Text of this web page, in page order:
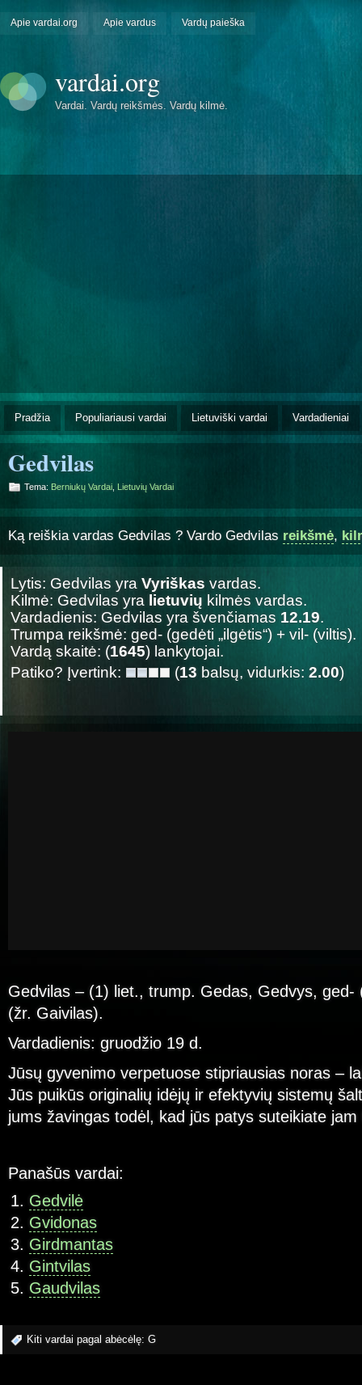
Apie vardai.org Apie vardus Vardų paieška
vardai.org
Vardai. Vardų reikšmės. Vardų kilmė.
Pradžia Populiariausi vardai Lietuviški vardai Vardadieniai
Gedvilas
Tema: Berniukų Vardai Lietuvių Vardai
Ką reiškia vardas Gedvilas ? Vardo Gedvilas reikšmė,
Lytis: Gedvilas yra Vyriškas vardas.
Kilmė: Gedvilas yra lietuvių kilmės vardas.
Vardadienis: Gedvilas yra švenčiamas 12.19.
Trumpa reikšmė: ged- (gedėti „ilgėtis“) + vil- (viltis).
Vardą skaitė: (1645) lankytojai.
Patiko? Įvertink:
(13 balsų, vidurkis: 2.00)
Gedvilas – (1) liet., trump. Gedas, Gedvys, ged-
(žr. Gaivilas).
Vardadienis: gruodžio 19 d.
Jūsų gyvenimo verpetuose stipriausias noras –
Jūs puikūs originalių idėjų ir efektyvių sistemų
jums žavingas todėl, kad jūs patys suteikiate
Panašūs vardai:
Gedvilė
Gvidonas
Girdmantas
Gintvilas
Gaudvilas
Kiti vardai pagal abėcėlę: G